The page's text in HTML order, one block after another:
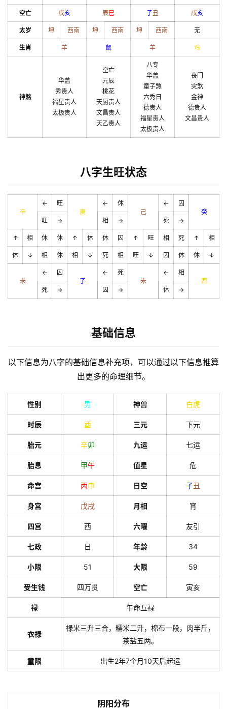
空亡 戌亥 辰巳 子丑 戌亥
太岁 坤 西南 坤 西南 坤 西南 无
生肖 羊 鼠 羊 鸡
神煞
华盖
秀贵人
福星贵人
太极贵人
空亡
元辰
桃花
天厨贵人
文昌贵人
天乙贵人
八专
华盖
童子煞
六秀日
德贵人
福星贵人
太极贵人
丧门
灾煞
金神
德贵人
文昌贵人
八字生旺状态
辛
←
旺
庚
←
休
己
←
囚
癸
旺
→ 相 → 死 →
↑ 相 休 休 ↑ 休 休 囚 ↑ 旺 相 死 ↑ 相
休 ↓ 相 休 相 ↓ 死 相 旺 ↓ 囚 休 休 ↓
未
←
囚
子
←
死
未
←
相
酉
死
→ 囚 → 休 →
基础信息
以下信息为八字的基础信息补充项，可以通过以下信息推算
出更多的命理细节。
性别 男 神兽 白虎
时辰 酉 三元 下元
胎元 辛卯 九运 七运
胎息 甲午 值星 危
命宫 丙申 日空 子丑
身宫 戊戌 月相 宵
四宫 西 六曜 友引
七政 日 年龄 34
小限 51 大限 59
受生钱 四万贯 空亡 寅亥
禄 午命互禄
衣禄
禄米三升三合，糯米二升，棉布一段，肉半斤，
茶盐五两。
童限 出生2年7个月10天后起运
阴阳分布